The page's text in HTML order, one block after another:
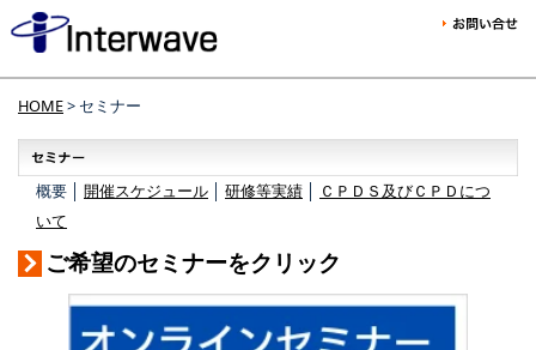
HOME> セミナー
概要 │ 開催スケジュール 研修等実績
ＣＰＤＳ及びＣＰＤにつ
いて
ご希望のセミナーをクリック